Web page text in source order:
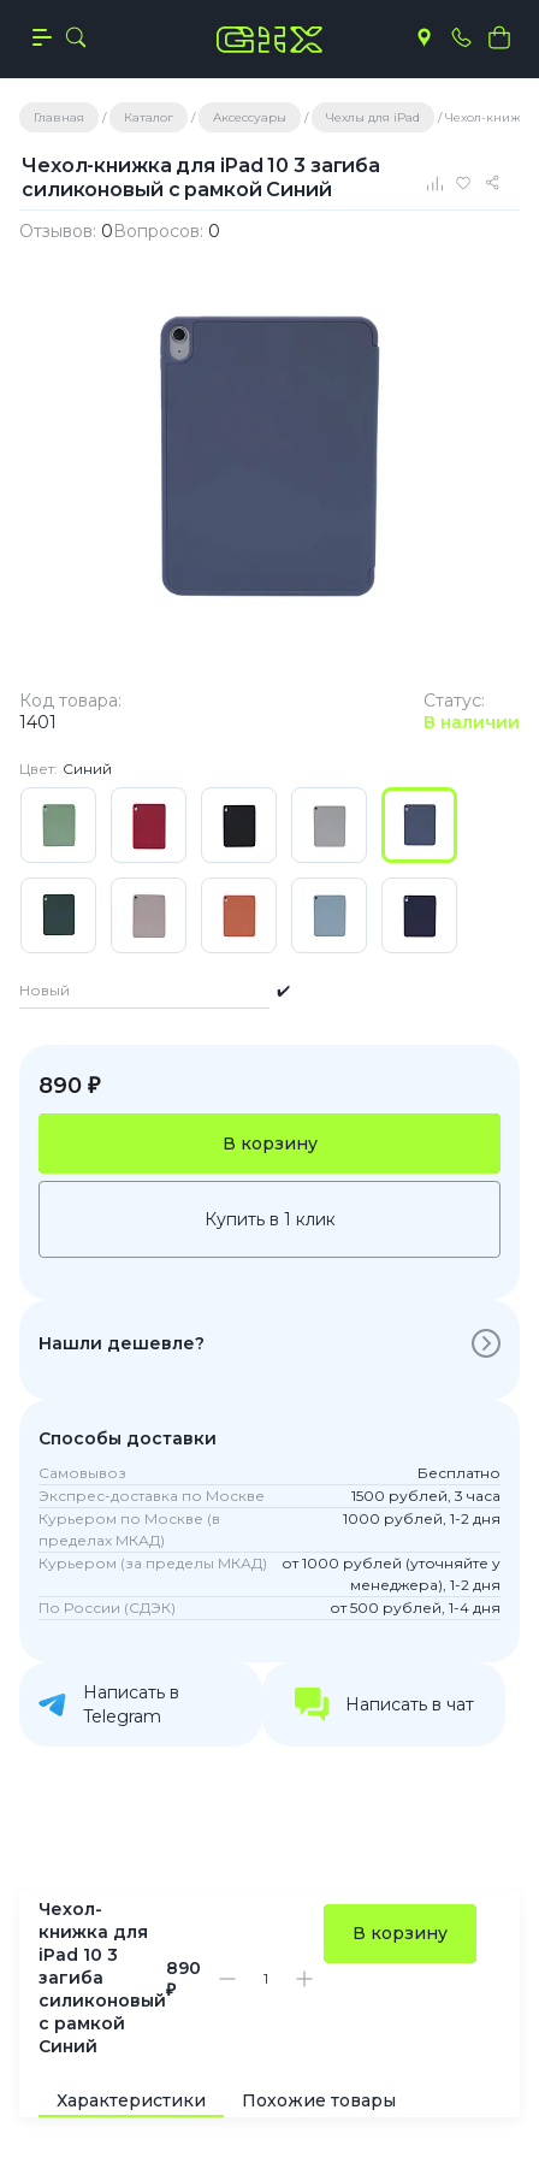
Главная Каталог Аксессуары Чехлы для iPad Чехол-книжка
Чехол-книжка для iPad 10 3 загиба
силиконовый с рамкой Синий
Отзывов: 0Вопросов: 0
Статус:
В наличии
Код товара:
1401
Цвет: Синий
Новый ✔️
890 ₽
В корзину
Купить в 1 клик
Нашли дешевле?
Способы доставки
Самовывоз
Бесплатно
Экспрес-доставка по Москве
1500 рублей, 3 часа
Курьером по Москве (в
пределах МКАД)
1000 рублей, 1-2 дня
Курьером (за пределы МКАД)
от 1000 рублей (уточняйте у
менеджера), 1-2 дня
По России (СДЭК)
от 500 рублей, 1-4 дня
Написать в
Telegram
Написать в чат
Чехол-
книжка для
iPad 10 3
загиба
силиконовый
с рамкой
Синий
890
₽
В корзину
Характеристики Похожие товары